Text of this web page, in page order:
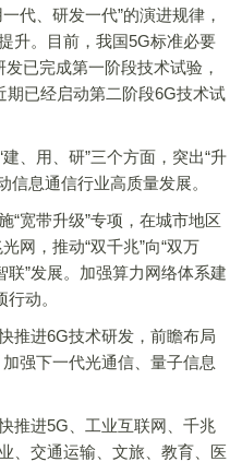
、研发一代”的演进规律，
升。目前，我国5G标准必要
已完成第一阶段技术试验，
期已经启动第二阶段6G技术试
用、研”三个方面，突出“升
信息通信行业高质量发展。
带升级”专项，在城市地区
网，推动“双千兆”向“双万
联”发展。加强算力网络体系建
动。
进6G技术研发，前瞻布局
强下一代光通信、量子信息
进5G、工业互联网、千兆
、交通运输、文旅、教育、医